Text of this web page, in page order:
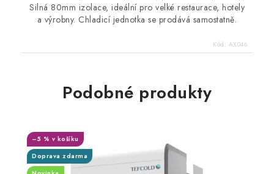
Silná 80mm izolace, ideální pro velké restaurace, hotely
a výrobny. Chladicí jednotka se prodává samostatně.
Kód: AX046
Podobné produkty
Doprava zdarma
–5 % v košíku